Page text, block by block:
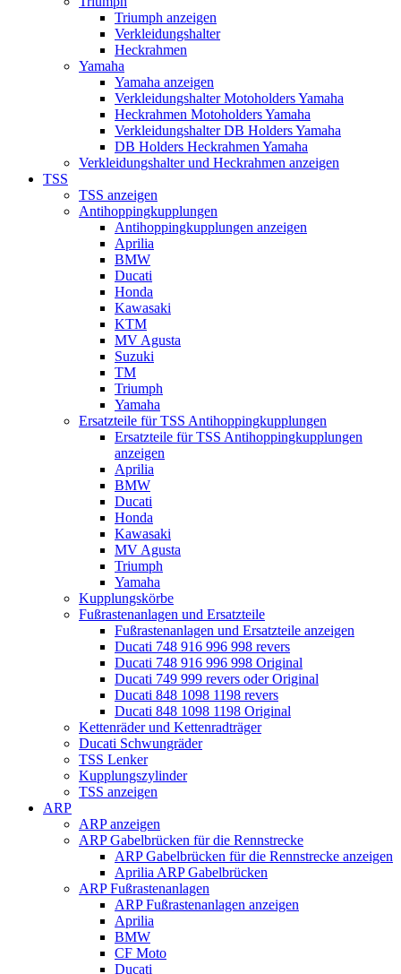
Triumph anzeigen
Verkleidungshalter
Heckrahmen
Yamaha
Yamaha anzeigen
Verkleidungshalter Motoholders Yamaha
Heckrahmen Motoholders Yamaha
Verkleidungshalter DB Holders Yamaha
DB Holders Heckrahmen Yamaha
Verkleidungshalter und Heckrahmen anzeigen
TSS
TSS anzeigen
Antihoppingkupplungen
Antihoppingkupplungen anzeigen
Aprilia
BMW
Ducati
Honda
Kawasaki
KTM
MV Agusta
Suzuki
TM
Triumph
Yamaha
Ersatzteile für TSS Antihoppingkupplungen
Ersatzteile für TSS Antihoppingkupplungen
anzeigen
Aprilia
BMW
Ducati
Honda
Kawasaki
MV Agusta
Triumph
Yamaha
Kupplungskörbe
Fußrastenanlagen und Ersatzteile
Fußrastenanlagen und Ersatzteile anzeigen
Ducati 748 916 996 998 revers
Ducati 748 916 996 998 Original
Ducati 749 999 revers oder Original
Ducati 848 1098 1198 revers
Ducati 848 1098 1198 Original
Kettenräder und Kettenradträger
Ducati Schwungräder
TSS Lenker
Kupplungszylinder
TSS anzeigen
ARP
ARP anzeigen
ARP Gabelbrücken für die Rennstrecke
ARP Gabelbrücken für die Rennstrecke anzeigen
Aprilia ARP Gabelbrücken
ARP Fußrastenanlagen
ARP Fußrastenanlagen anzeigen
Aprilia
BMW
CF Moto
Ducati